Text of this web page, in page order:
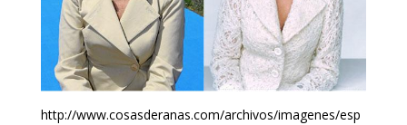
http://www.cosasderanas.com/archivos/imagenes/esp